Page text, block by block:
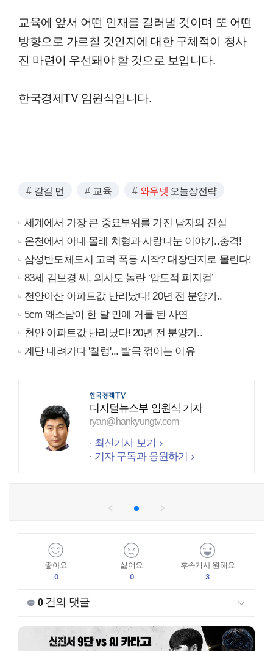
교육에 앞서 어떤 인재를 길러낼 것이며 또 어떤
방향으로 가르칠 것인지에 대한 구체적이 청사
진 마련이 우선돼야 할 것으로 보입니다.
한국경제TV 임원식입니다.
갈길 먼 교육 와우넷 오늘장전략
세계에서 가장 큰 중요부위를 가진 남자의 진실
온천에서 아내 몰래 처형과 사랑나눈 이야기..충격!
삼성반도체도시 고덕 폭등 시작? 대장단지로 몰린다!
83세 김보경 씨, 의사도 놀란 ‘압도적 피지컬’
천안아산 아파트값 난리났다! 20년 전 분양가..
5cm 왜소남이 한 달 만에 거물 된 사연
천안 아파트값 난리났다! 20년 전 분양가..
계단 내려가다 '철렁'... 발목 꺾이는 이유
디지털뉴스부 임원식 기자
ryan@hankyungtv.com
최신기사 보기
기자 구독과 응원하기
좋아요
0
싫어요
0
후속기사 원해요
3
0건의 댓글